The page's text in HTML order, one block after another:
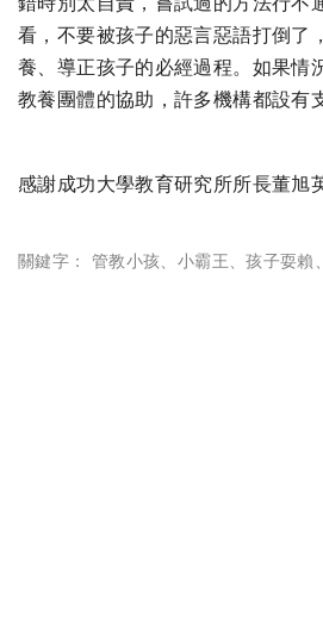
看，不要被孩子的惡言惡語打倒了
養、導正孩子的必經過程。如果情
教養團體的協助，許多機構都設有
感謝成功大學教育研究所所長董旭
關鍵字： 管教小孩、 小霸王、孩子耍賴